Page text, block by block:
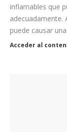
inflamables que
adecuadamente.
puede causar
Acceder al